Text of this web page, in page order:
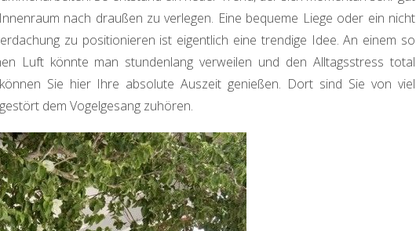
nach draußen zu verlegen. Eine bequeme Liege oder ein nicht
zu positionieren ist eigentlich eine trendige Idee. An einem so
Luft könnte man stundenlang verweilen und den Alltagsstress total
Sie hier Ihre absolute Auszeit genießen. Dort sind Sie von viel
dem Vogelgesang zuhören.